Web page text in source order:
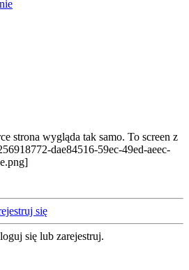
strona wygląda tak samo. To screen z
dae84516-59ec-49ed-aeec-
się
się lub zarejestruj.